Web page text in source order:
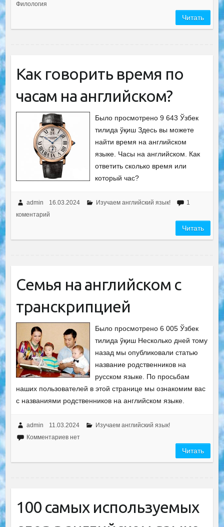
Филология
Читать
Как говорить время по
часам на английском?
Было просмотрено 9 643 Ўзбек
тилида ўқиш Здесь вы можете
найти время на английском
языке. Часы на английском. Как
ответить сколько время или
который час?
admin 16.03.2024 Изучаем английский язык!
1
коментарий
Читать
Семья на английском с
транскрипцией
Было просмотрено 6 005 Ўзбек
тилида ўқиш Несколько дней тому
назад мы опубликовали статью
название родственников на
русском языке. По просьбам
наших пользователей в этой странице мы ознакомим вас
с названиями родственников на английском языке.
admin 11.03.2024
Изучаем английский язык!
Комментариев нет
Читать
100 самых используемых